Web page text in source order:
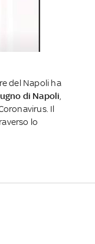
del Napoli ha
di Napoli
Il
lo